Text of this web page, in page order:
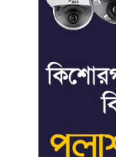
৭
৮
৯